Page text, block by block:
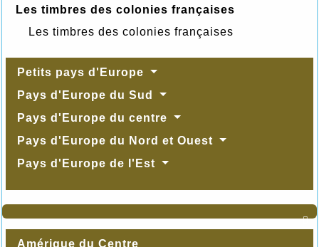
Les timbres des colonies françaises
Les timbres des colonies françaises
Petits pays d'Europe
Pays d'Europe du Sud
Pays d'Europe du centre
Pays d'Europe du Nord et Ouest
Pays d'Europe de l'Est

Amérique du Centre